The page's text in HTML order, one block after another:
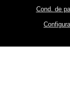
Cond. de